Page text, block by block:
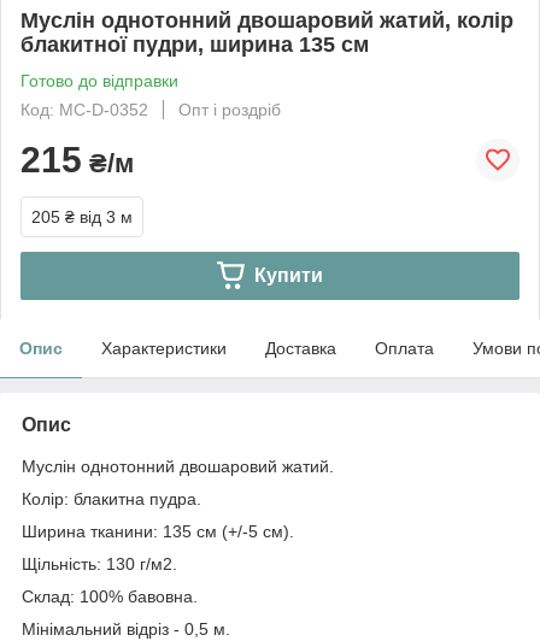
Муслін однотонний двошаровий жатий, колір
блакитної пудри, ширина 135 см
Готово до відправки
Код: МС-D-0352
Опт і роздріб
215 ₴/м
205 ₴ від 3 м
Купити
Опис Характеристики Доставка Оплата Умови
Опис
Муслін однотонний двошаровий жатий.
Колір: блакитна пудра.
Ширина тканини: 135 см (+/-5 см).
Щільність: 130 г/м2.
Склад: 100% бавовна.
Мінімальний відріз - 0,5 м.